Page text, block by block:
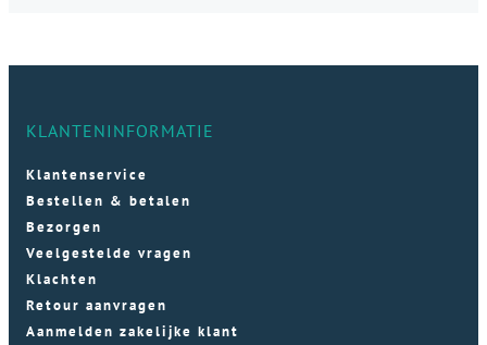
KLANTENINFORMATIE
Klantenservice
Bestellen & betalen
Bezorgen
Veelgestelde vragen
Klachten
Retour aanvragen
Aanmelden zakelijke klant